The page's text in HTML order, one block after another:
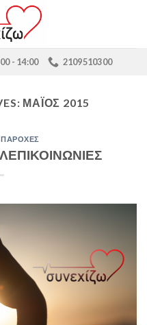
- 14:00 2109510300
ΜΆΙΟΣ 2015
ΠΑΡΟΧΈΣ